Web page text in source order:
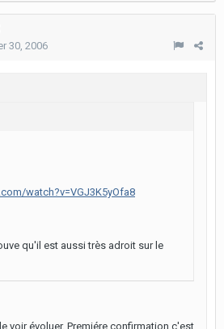
30, 2006
watch?v=VGJ3K5yOfa8
qu'il est aussi très adroit sur le
voir évoluer. Premiére confirmation c'est